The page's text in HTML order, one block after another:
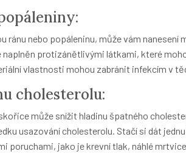
ránu nebo popáleninu, může vám nanesení
naplněn protizánětlivými látkami, které
vlastnosti mohou zabránit infekcím v
cholesterolu:
může snížit hladinu špatného
usazování cholesterolu. Stačí si dát
poruchami, jako je krevní tlak, náhlé